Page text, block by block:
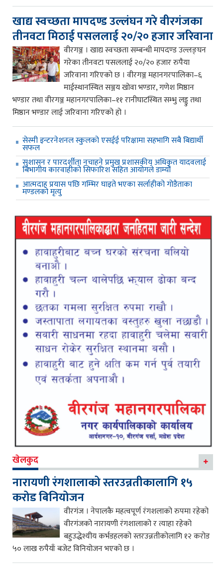
खाद्य स्वच्छता मापदण्ड उल्लंघन गरे वीरगंजका
तीनवटा मिठाई पसललाई २०/२० हजार जरिवाना
वीरगञ्ज । खाद्य स्वच्छता सम्बन्धी मापदण्ड उल्लङ्घन
गरेका तीनवटा पसललाई २०/२० हजार रुपैया
जरिवाना गरिएको छ । वीरगञ्ज महानगरपालिका–६
माईस्थानस्थित सञ्जय खोवा भण्डार, गणेश मिष्ठान
भण्डार तथा वीरगञ्ज महानगरपालिका–११ रानीघाटस्थित सम्भु लड्डु तथा
मिष्ठान भण्डार लाई जरिवाना गरिएको हो ।
सेस्मी इन्टरनेशनल स्कुलको एसईई परिक्षामा सहभागि सबै बिद्यार्थी
सफल
सुशासन र पारदर्शीता नचाहने प्रमुख प्रशासकीय अधिकृत यादवलाई
बिभागीय कारवाहीको सिफारिश सहित आयोगले डाम्यो
आत्मदाह प्रयास पछि गम्भिर घाइते भएका सर्लाहीको गोडैताका
मण्डलको मृत्यु
खेलकुद
नारायणी रंगशालाको स्तरउन्नतीकालागि १५
करोड बिनियोजन
वीरगंज । नेपालकै महत्वपूर्ण रंगशलाको रुपमा रहेको
वीरगंजको नारायणी रंगशालाको र त्याहा रहेको
बहुउद्धेश्यीय कर्भडहलको स्तरउन्नतीकोलागि १२ करोड
५० लाख रुपैयाँ बजेट विनियोजन भएको छ ।